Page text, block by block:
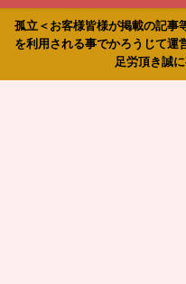
孤立＜お客様皆様が掲載の記事
を利用される事でかろうじて運
足労頂き誠